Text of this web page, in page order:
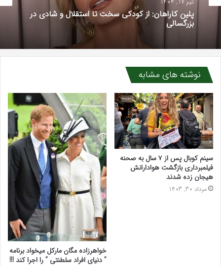
اخبار مشاهیر ترکی
تیر 17, 1404
پلین کاراهان: از کودکی سخت تا استقلال و شادی در
بزرگسالی
خرداد 23, 1404
هلین کاندمیر با کودکان دارای نیازهای ویژه دیدار کرد
نوشته های مشابه
سینم کوبال پس از ۷ سال به صحنه
فیلمبرداری بازگشت هوادارانش
هیجان زده شدند
مرداد 30, 1403
خواهرزاده مگان مارکل میخواد برنامه
” دنیای افراد سلطنتی ” را اجرا کند !!!